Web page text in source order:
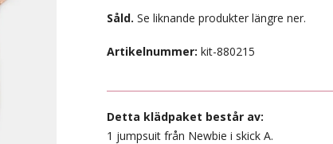
Såld. Se liknande produkter längre ner.
Artikelnummer: kit-880215
Detta klädpaket består av:
1 jumpsuit från Newbie i skick A.